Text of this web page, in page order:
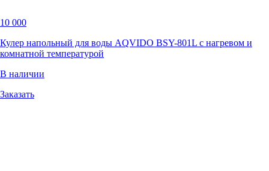
10 000
Кулер напольный для воды AQVIDO BSY-801L с нагревом и
комнатной температурой
В наличии
Заказать